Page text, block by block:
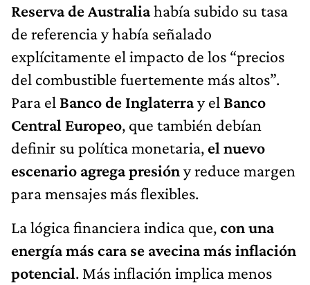
Reserva de Australiahabía subido su tasa
de referencia y había señalado
explícitamente el impacto de los “precios
del combustible fuertemente más altos”.
Para el Banco de Inglaterray el Banco
Central Europeo, que también debían
definir su política monetaria, el nuevo
escenario agrega presióny reduce margen
para mensajes más flexibles.
La lógica financiera indica que,con una
energía más cara se avecina más inflación
potencial. Más inflación implica menos